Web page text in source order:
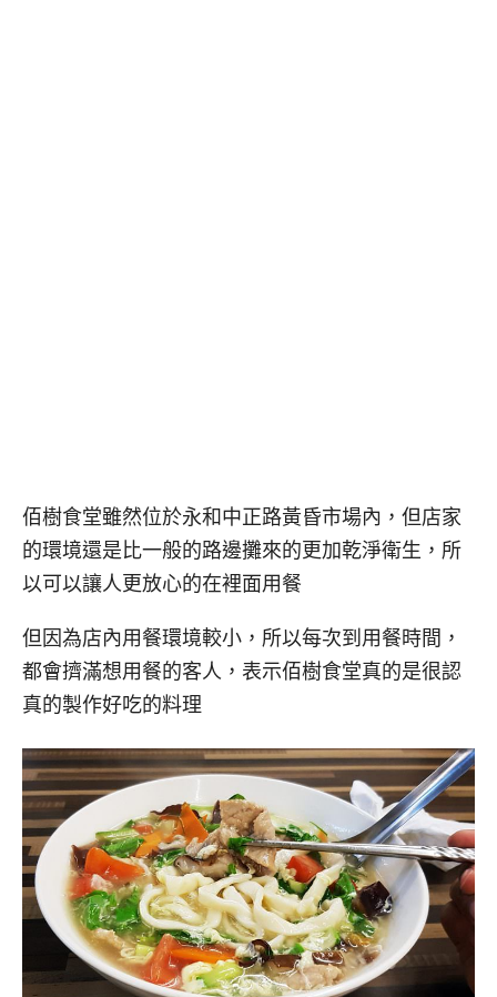
佰樹食堂雖然位於永和中正路黃昏市場內，但店家
的環境還是比一般的路邊攤來的更加乾淨衛生，所
以可以讓人更放心的在裡面用餐
但因為店內用餐環境較小，所以每次到用餐時間，
都會擠滿想用餐的客人，表示佰樹食堂真的是很認
真的製作好吃的料理